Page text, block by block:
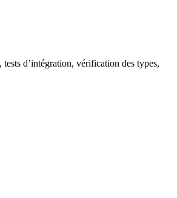
d’intégration, vérification des types,